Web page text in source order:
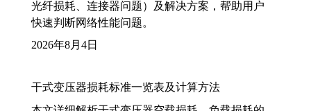
光纤损耗、连接器问题）及解决方案，帮助用户
快速判断网络性能问题。
2026年8月4日
干式变压器损耗标准一览表及计算方法